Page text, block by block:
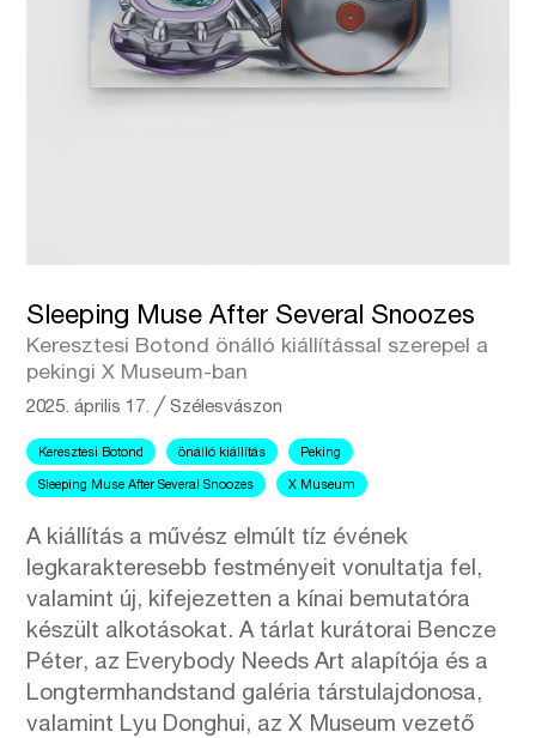
Sleeping Muse After Several Snoozes
Keresztesi Botond önálló kiállítással szerepel a
pekingi X Museum-ban
2025. április 17. ╱Szélesvászon
Keresztesi Botond önálló kiállítás Peking
Sleeping Muse After Several Snoozes X Museum
A kiállítás a művész elmúlt tíz évének
legkarakteresebb festményeit vonultatja fel,
valamint új, kifejezetten a kínai bemutatóra
készült alkotásokat. A tárlat kurátorai Bencze
Péter, az Everybody Needs Art alapítója és a
Longtermhandstand galéria társtulajdonosa,
valamint Lyu Donghui, az X Museum vezető